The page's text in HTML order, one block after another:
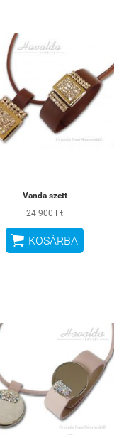
Vanda szett
24 900 Ft
 KOSÁRBA